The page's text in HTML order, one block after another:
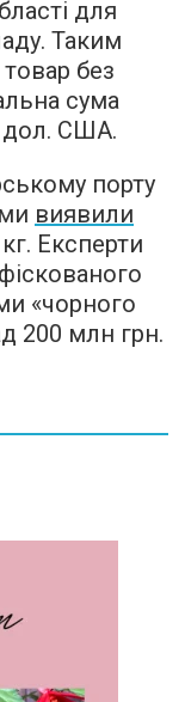
для
Таким
без
сума
дол. США.
порту
виявили
Експерти
«чорного
200 млн грн.